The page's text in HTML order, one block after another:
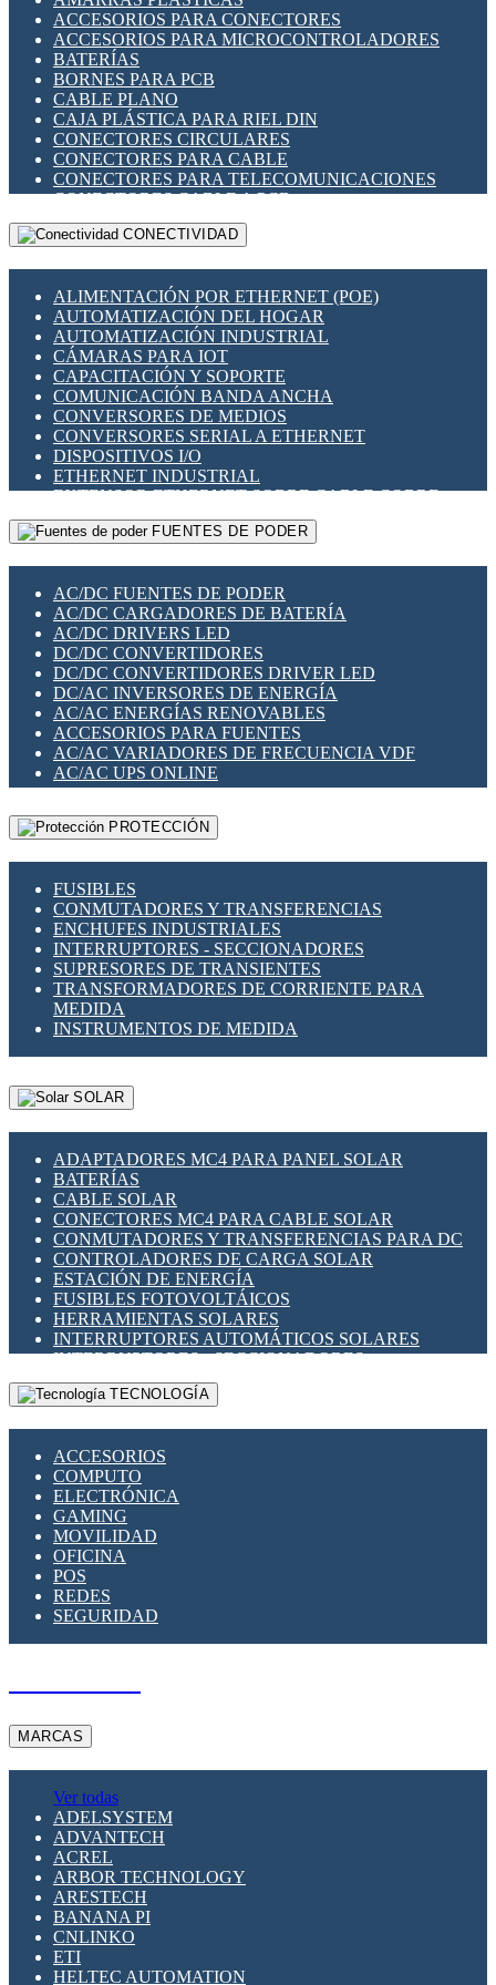
INDICADORES PARA PANEL
INTERFACES DE RELÉ
INTERRUPTORES FIN DE CARRERA
LLAVES CONMUTADORAS
MEDIDORES DE ENERGÍA Y TC'S DE CORRIENTE
MOTORES PASO A PASO
PANTALLAS HMI
PLC -CONTROLADORES LÓGICO PROGRAMABLES
PROGRAMADORES DE HORARIO
RELÉS DE PROTECCIÓN
SENSORES CAPACITIVOS
SENSORES INDUCTIVOS
TEMPORIZADORES
VARIACS
VARIADORES DE FRECUENCIA [VDF]
SECCIONADORES - INTERRUPTORES
MAQUINARIA
ACCESORIOS PARA CONECTORES
ACCESORIOS PARA MICROCONTROLADORES
BATERÍAS
BORNES PARA PCB
CABLE PLANO
CAJA PLÁSTICA PARA RIEL DIN
CONECTORES CIRCULARES
CONECTORES PARA CABLE
CONECTORES PARA TELECOMUNICACIONES
CONECTORES CABLE A PCB
CONECTORES PCB A CABLE
DIP SWITCHES
HERRAMIENTAS VARIAS
ILUMINACIÓN LED
INTERRUPTORES REED
INTERFACES DE RELÉ
OTROS RELÉS
PROTECCIÓN TÉRMICA
RELÉS AUTOMOTRICES
RELÉS DE SEÑAL
RELÉS DE ESTADO SÓLIDO SSR
RELÉS INDUSTRIALES
RELÉS MINIATURA DE POTENCIA
SENSORES MAGNÉTICOS
SWITCH Y MICROSWITCH
TARJETAS PI
UNIÓN Y DERIVACIÓN DE CABLE
CONECTIVIDAD
ALIMENTACIÓN POR ETHERNET (POE)
AUTOMATIZACIÓN DEL HOGAR
AUTOMATIZACIÓN INDUSTRIAL
CÁMARAS PARA IOT
CAPACITACIÓN Y SOPORTE
COMUNICACIÓN BANDA ANCHA
CONVERSORES DE MEDIOS
CONVERSORES SERIAL A ETHERNET
DISPOSITIVOS I/O
ETHERNET INDUSTRIAL
EXTENSOR ETHERNET SOBRE CABLE COBRE
GATEWAY LORAWAN
GESTIÓN DE REDES
PLACAS MODULARES IOT
SWITCHES Y REDES WIFI
SOLUCIONES IOT
SOLUCIONES LORAWAN
SOLUCIONES RED CELULAR
SEGURIDAD PARA REDES
SWITCHES LAN
TELEFONÍA IP (VOIP)
VIGILANCIA IP (CCTV)
MESHTASTIC
FUENTES DE PODER
AC/DC FUENTES DE PODER
AC/DC CARGADORES DE BATERÍA
AC/DC DRIVERS LED
DC/DC CONVERTIDORES
DC/DC CONVERTIDORES DRIVER LED
DC/AC INVERSORES DE ENERGÍA
AC/AC ENERGÍAS RENOVABLES
ACCESORIOS PARA FUENTES
AC/AC VARIADORES DE FRECUENCIA VDF
AC/AC UPS ONLINE
PROTECCIÓN
FUSIBLES
CONMUTADORES Y TRANSFERENCIAS
ENCHUFES INDUSTRIALES
INTERRUPTORES - SECCIONADORES
SUPRESORES DE TRANSIENTES
TRANSFORMADORES DE CORRIENTE PARA
MEDIDA
INSTRUMENTOS DE MEDIDA
SOLAR
ADAPTADORES MC4 PARA PANEL SOLAR
BATERÍAS
CABLE SOLAR
CONECTORES MC4 PARA CABLE SOLAR
CONMUTADORES Y TRANSFERENCIAS PARA DC
CONTROLADORES DE CARGA SOLAR
ESTACIÓN DE ENERGÍA
FUSIBLES FOTOVOLTÁICOS
HERRAMIENTAS SOLARES
INTERRUPTORES AUTOMÁTICOS SOLARES
INTERRUPTORES - SECCIONADORES
FOTOVOLTÁICOS
MONTAJE PANEL SOLAR
SUPRESOR DE TRANSIENTES SPDS PARA
APLICACIONES FOTOVOLTAICAS
TECNOLOGÍA
ACCESORIOS
COMPUTO
ELECTRÓNICA
GAMING
MOVILIDAD
OFICINA
POS
REDES
SEGURIDAD
MARCAS
Ver todas
ADELSYSTEM
ADVANTECH
ACREL
ARBOR TECHNOLOGY
ARESTECH
BANANA PI
CNLINKO
ETI
HELTEC AUTOMATION